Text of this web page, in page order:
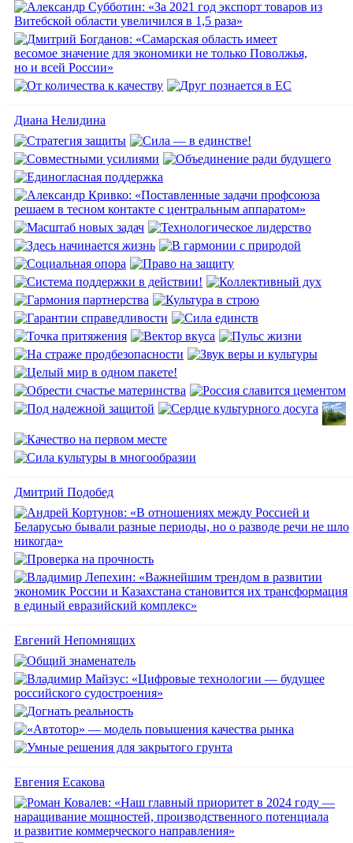
Диана Нелидина
Дмитрий Подобед
Евгений Непомнящих
Евгения Есакова